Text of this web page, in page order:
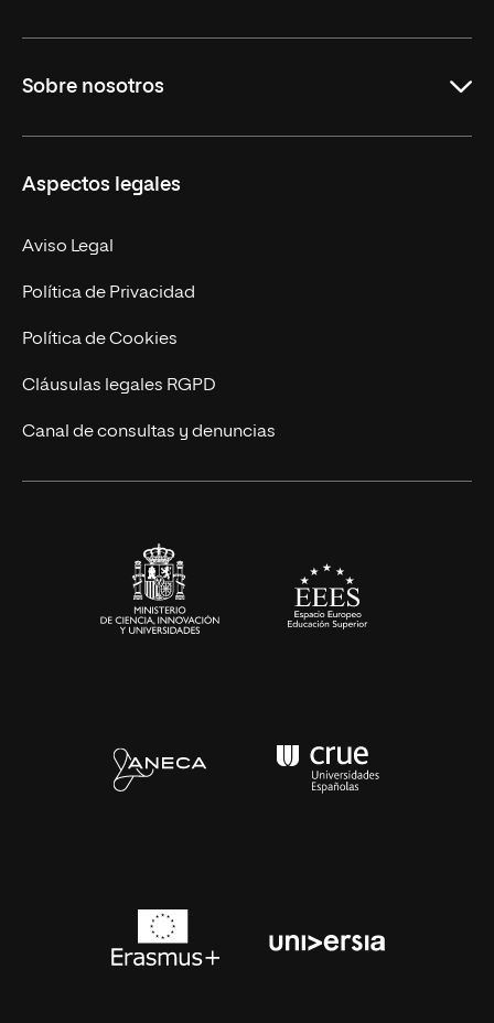
Másteres Oficiales
Doctorados
Experto Universitario
Postgrados
Cursos Universitarios
Sobre nosotros
Facultades
Nuestro Equipo
Trabaja en UNIR
Actualidad
UNIR Revista
Eventos
Aspectos legales
Aviso Legal
Política de Privacidad
Política de Cookies
Cláusulas legales RGPD
Canal de consultas y denuncias